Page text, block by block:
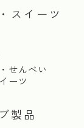
スイーツ
せんべい
ーツ
製品